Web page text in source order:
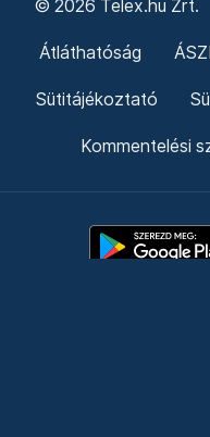
© 2026 Telex.hu Zrt.
Átláthatóság
Sütitájékoztató
Kommentelési